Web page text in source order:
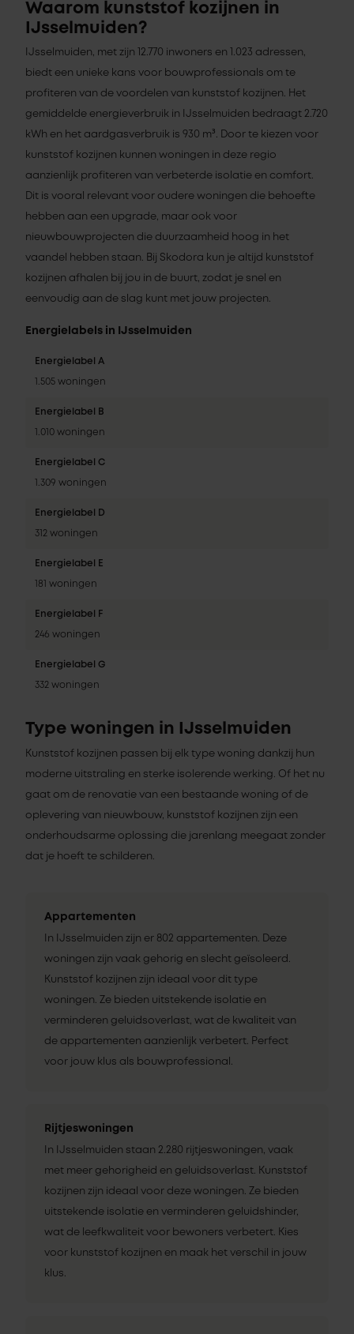
Waarom kunststof kozijnen in
IJsselmuiden?
IJsselmuiden, met zijn 12.770 inwoners en 1.023 adressen,
biedt een unieke kans voor bouwprofessionals om te
profiteren van de voordelen van kunststof kozijnen. Het
gemiddelde energieverbruik in IJsselmuiden bedraagt 2.720
kWh en het aardgasverbruik is 930 m³. Door te kiezen voor
kunststof kozijnen kunnen woningen in deze regio
aanzienlijk profiteren van verbeterde isolatie en comfort.
Dit is vooral relevant voor oudere woningen die behoefte
hebben aan een upgrade, maar ook voor
nieuwbouwprojecten die duurzaamheid hoog in het
vaandel hebben staan. Bij Skodora kun je altijd kunststof
kozijnen afhalen bij jou in de buurt, zodat je snel en
eenvoudig aan de slag kunt met jouw projecten.
Energielabels in IJsselmuiden
Energielabel A
1.505 woningen
Energielabel B
1.010 woningen
Energielabel C
1.309 woningen
Energielabel D
312 woningen
Energielabel E
181 woningen
Energielabel F
246 woningen
Energielabel G
332 woningen
Type woningen in IJsselmuiden
Kunststof kozijnen passen bij elk type woning dankzij hun
moderne uitstraling en sterke isolerende werking. Of het nu
gaat om de renovatie van een bestaande woning of de
oplevering van nieuwbouw, kunststof kozijnen zijn een
onderhoudsarme oplossing die jarenlang meegaat zonder
dat je hoeft te schilderen.
Appartementen
In IJsselmuiden zijn er 802 appartementen. Deze
woningen zijn vaak gehorig en slecht geïsoleerd.
Kunststof kozijnen zijn ideaal voor dit type
woningen. Ze bieden uitstekende isolatie en
verminderen geluidsoverlast, wat de kwaliteit van
de appartementen aanzienlijk verbetert. Perfect
voor jouw klus als bouwprofessional.
Rijtjeswoningen
In IJsselmuiden staan 2.280 rijtjeswoningen, vaak
met meer gehorigheid en geluidsoverlast. Kunststof
kozijnen zijn ideaal voor deze woningen. Ze bieden
uitstekende isolatie en verminderen geluidshinder,
wat de leefkwaliteit voor bewoners verbetert. Kies
voor kunststof kozijnen en maak het verschil in jouw
klus.